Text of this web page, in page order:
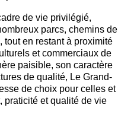
de vie privilégié,
parcs, chemins de
tout en restant à proximité
et commerciaux de
paisible, son caractère
de qualité, Le Grand-
de choix pour celles et
praticité et qualité de vie